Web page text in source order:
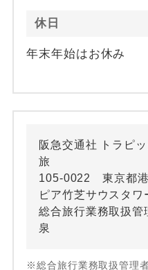
休日
年末年始はお休み
阪急交通社 トラピ
旅
105-0022 東京都
ピア竹芝サウスタワ
総合旅行業務取扱管
泉
※総合旅行業務取扱管理